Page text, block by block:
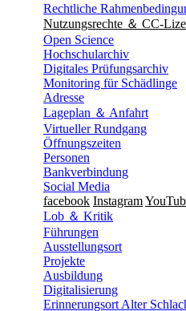
Rechtliche
Nutzungsrechte ＆ CC-
Open Science
Hochschularchiv
Digitales Prüfungsarchiv
Monitoring für Schädlinge
Adresse
Lageplan ＆ Anfahrt
Virtueller Rundgang
Öffnungszeiten
Personen
Bankverbindung
Social Media
facebook Instagram
Lob ＆ Kritik
Führungen
Ausstellungsort
Projekte
Ausbildung
Digitalisierung
Erinnerungsort Alter